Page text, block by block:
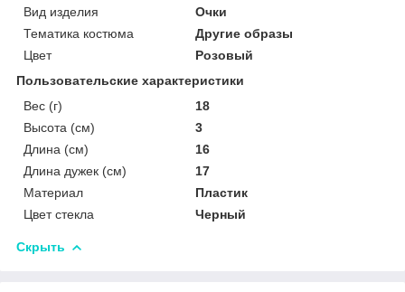
Вид изделия
Очки
Тематика костюма
Другие образы
Цвет
Розовый
Пользовательские характеристики
Вес (г)
18
Высота (cм)
3
Длина (см)
16
Длина дужек (см)
17
Материал
Пластик
Цвет стекла
Черный
Скрыть